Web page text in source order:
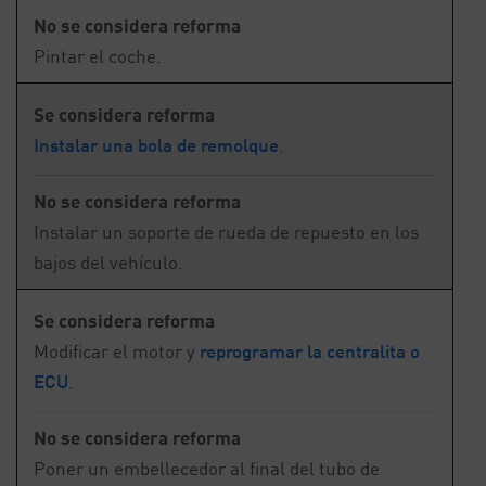
No se considera reforma
Pintar el coche.
Se considera reforma
Instalar una bola de remolque
No se considera reforma
Instalar un soporte de rueda de repuesto en los
bajos del vehículo.
Se considera reforma
Modificar el motor y reprogramar la centralita o
ECU
No se considera reforma
Poner un embellecedor al final del tubo de